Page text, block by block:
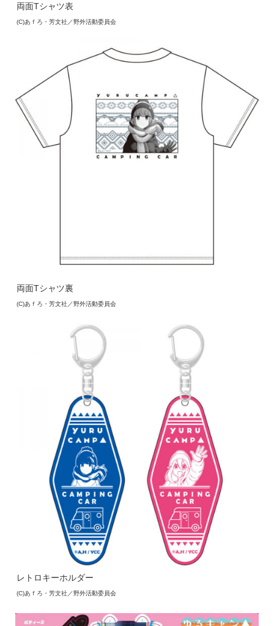
両面Tシャツ表
(C)あｆろ・芳文社／野外活動委員会
両面Tシャツ裏
(C)あｆろ・芳文社／野外活動委員会
レトロキーホルダー
(C)あｆろ・芳文社／野外活動委員会